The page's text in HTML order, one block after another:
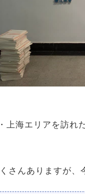
上海エリアを訪れ
さんありますが、